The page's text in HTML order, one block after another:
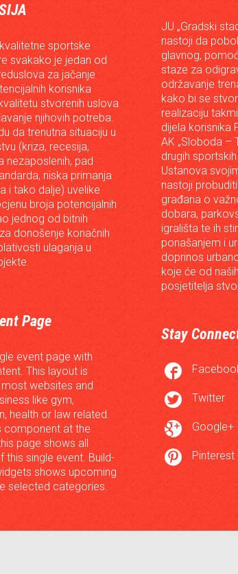
sportske
svakako je jedan od
za jačanje
korisnika
stvorenih uslova
njihovih potreba.
da trenutna situaciju u
(kriza, recesija,
nezaposlenih, pad
niska primanja
i tako dalje) uvelike
broja potencijalnih
jednog od bitnih
donošenje konačnih
ulaganja u
Page
event page with
This layout is
websites and
like gym,
health or law related.
component at the
page shows all
this single event. Build-
shows upcoming
selected categories.
JU „Gradski
nastoji da
glavnog,
staze za
održavanje
kako bi se
realizaciju
dijela korisnika
AK „Sloboda –
drugih
Ustanova
nastoji
građana o
dobara,
igrališta te ih
ponašanjem i
doprinos
koje će od
posjetitelja
Stay

 Twitter
 Google+
 Pinterest